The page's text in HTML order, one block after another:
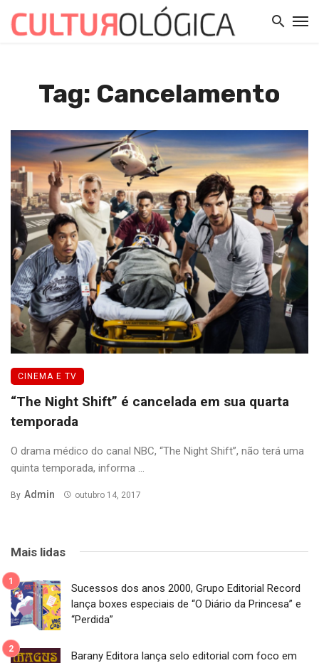
Tag: Cancelamento
CINEMA E TV
“The Night Shift” é cancelada em sua quarta
temporada
O drama médico do canal NBC, “The Night Shift”, não terá uma
quinta temporada, informa ...
By Admin outubro 14, 2017
Mais lidas
Sucessos dos anos 2000, Grupo Editorial Record
lança boxes especiais de “O Diário da Princesa” e
“Perdida”
Barany Editora lança selo editorial com foco em